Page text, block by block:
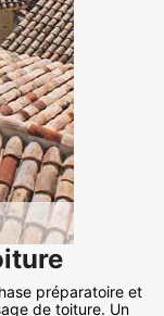
préparatoire et
de toiture. Un